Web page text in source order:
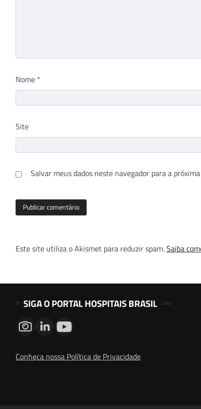
Nome *
Site
Salvar meus dados neste navegador para a
Este site utiliza o Akismet para reduzir spam.Saiba
SIGA O PORTAL HOSPITAIS BRASIL
Conheça nossa Política de Privacidade